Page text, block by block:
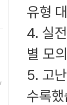
유형
4. 실
별 모
5. 고
수록